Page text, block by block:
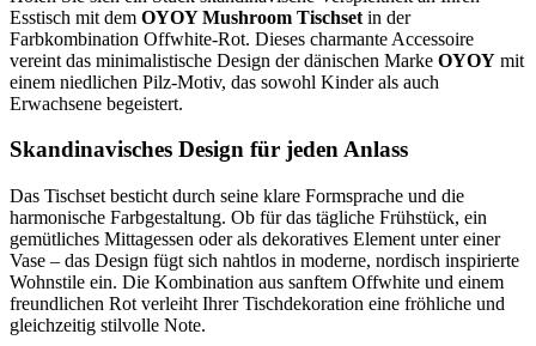
Esstisch mit dem OYOY Mushroom Tischset in der
Farbkombination Offwhite-Rot. Dieses charmante Accessoire
vereint das minimalistische Design der dänischen Marke OYOY mit
einem niedlichen Pilz-Motiv, das sowohl Kinder als auch
Erwachsene begeistert.
Skandinavisches Design für jeden Anlass
Das Tischset besticht durch seine klare Formsprache und die
harmonische Farbgestaltung. Ob für das tägliche Frühstück, ein
gemütliches Mittagessen oder als dekoratives Element unter einer
Vase – das Design fügt sich nahtlos in moderne, nordisch inspirierte
Wohnstile ein. Die Kombination aus sanftem Offwhite und einem
freundlichen Rot verleiht Ihrer Tischdekoration eine fröhliche und
gleichzeitig stilvolle Note.